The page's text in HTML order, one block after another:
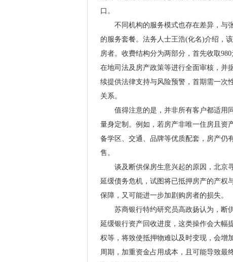
口。
不同机构的服务模式也存在差异，与张
的服务套餐。法务人士王浩(化名)介绍，
房者。收费结构分为两部分，首先收取
在地司法及房产政策等进行全面审核，并
续提供法律支持与风险预警，首期需一次
关系。
值得注意的是，并非所有客户都适用同
量身定制。例如，若房产非唯一住房且资
备学区、交通、品牌等优质配套，房产仍
售。
谈及断供保房生意兴起的原因，北京寻
延缓债务危机，试图将已抵押房产的产权
保障，又可能进一步加剧购房者的损失。
苏商银行特约研究员高政扬认为，断供
延缓银行资产回收进度，这类操作会大幅
权等，将致使抵押物难以及时变现，会增
周期，加重资金占用成本，且可能导致最